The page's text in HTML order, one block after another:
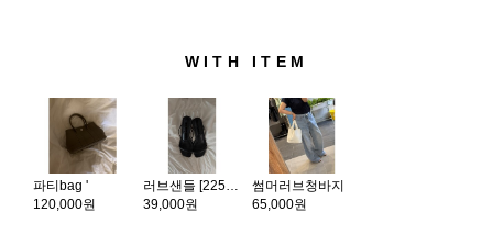
WITH ITEM
파티bag '
120,000원
러브샌들 [225~250]
39,000원
썸머러브청바지
65,000원